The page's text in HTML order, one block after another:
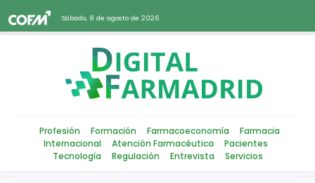
Sábado, 8 de agosto de 2026
Profesión Formación Farmacoeconomía
Farmacia
Internacional
Atención Farmacéutica
Pacientes
Tecnología
Regulación Entrevista Servicios